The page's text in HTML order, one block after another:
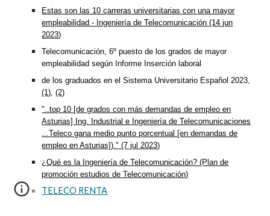
Estas son las 10 carreras universitarias con una mayor
empleabilidad - Ingeniería de Telecomunicación (14 jun
2023)
Telecomunicación, 6º puesto de los grados de mayor
empleabilidad según Informe Inserción laboral
de los graduados en el Sistema Universitario Español 2023,
(1),(2)
"..top 10 [de grados con más demandas de empleo en
Asturias] Ing. Industrial e Ingeniería de Telecomunicaciones
...Teleco gana medio punto porcentual [en demandas de
empleo en Asturias])." (7 jul 2023)
¿Qué es la Ingeniería de Telecomunicación? (Plan de
promoción estudios de Telecomunicación)
TELECO RENTA